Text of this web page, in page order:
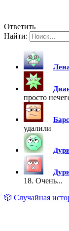
Ответить
Найти:
просто
удалили
18. Очень...
🎲 Случайная